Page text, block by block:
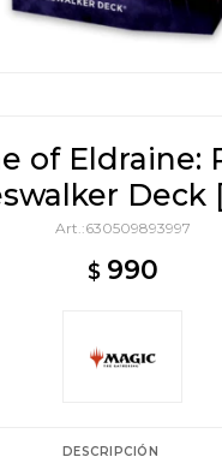
of Eldraine:
Deck
630509893997
$ 990
DESCRIPCIÓN